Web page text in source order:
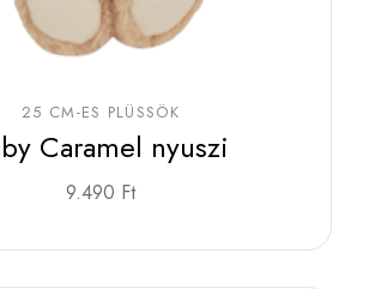
25 CM-ES PLÜSSÖK
Caramel nyuszi
9.490 Ft